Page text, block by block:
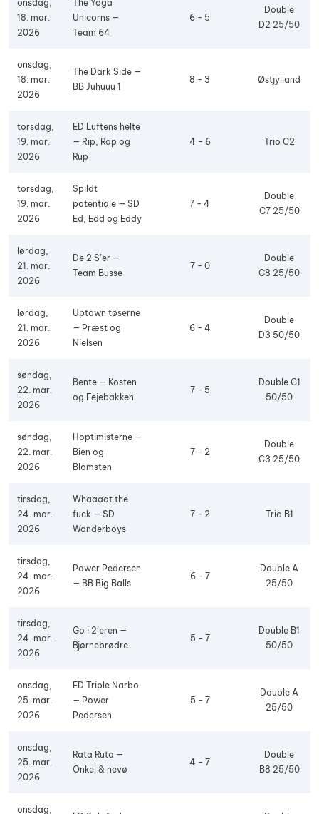
onsdag,
18. mar.
2026
The Yoga
Unicorns —
Team 64
6 - 5
Double
D2 25/50
onsdag,
18. mar.
2026
The Dark Side —
BB Juhuuu 1
8 - 3 Østjylland
torsdag,
19. mar.
2026
ED Luftens helte
— Rip, Rap og
Rup
4 - 6 Trio C2
torsdag,
19. mar.
2026
Spildt
potentiale — SD
Ed, Edd og Eddy
7 - 4
Double
C7 25/50
lørdag,
21. mar.
2026
De 2 S’er —
Team Busse
7 - 0
Double
C8 25/50
lørdag,
21. mar.
2026
Uptown tøserne
— Præst og
Nielsen
6 - 4
Double
D3 50/50
søndag,
22. mar.
2026
Bente — Kosten
og Fejebakken
7 - 5
Double C1
50/50
søndag,
22. mar.
2026
Hoptimisterne —
Bien og
Blomsten
7 - 2
Double
C3 25/50
tirsdag,
24. mar.
2026
Whaaaat the
fuck — SD
Wonderboys
7 - 2 Trio B1
tirsdag,
24. mar.
2026
Power Pedersen
— BB Big Balls
6 - 7
Double A
25/50
tirsdag,
24. mar.
2026
Go i 2’eren —
Bjørnebrødre
5 - 7
Double B1
50/50
onsdag,
25. mar.
2026
ED Triple Narbo
— Power
Pedersen
5 - 7
Double A
25/50
onsdag,
25. mar.
2026
Rata Ruta —
Onkel & nevø
4 - 7
Double
B8 25/50
onsdag,